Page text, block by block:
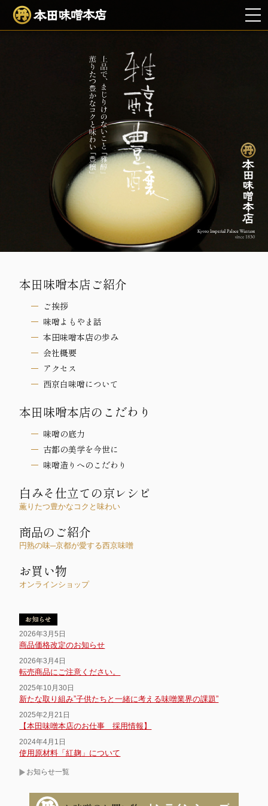
本田味噌本店ご紹介
ご挨拶
味噌よもやま話
本田味噌本店の歩み
会社概要
アクセス
西京白味噌について
本田味噌本店のこだわり
味噌の底力
古都の美学を今世に
味噌造りへのこだわり
白みそ仕立ての京レシピ
薫りたつ豊かなコクと味わい
商品のご紹介
円熟の味─京都が愛する西京味噌
お買い物
オンラインショップ
2026年3月5日
商品価格改定のお知らせ
2026年3月4日
転売商品にご注意ください。
2025年10月30日
新たな取り組み”子供たちと一緒に考える味噌業界の課題”
2025年2月21日
【本田味噌本店のお仕事 採用情報】
2024年4月1日
使用原材料「紅麹」について
お知らせ一覧